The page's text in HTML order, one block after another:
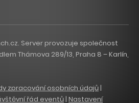
Server provozuje společnost
Thámova 289/13, Praha 8 – Karlín,
zpracování osobních údajů |
řád eventů | Nastavení